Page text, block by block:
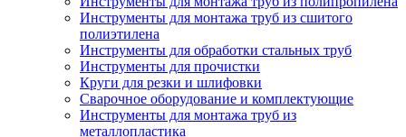
Инструменты для монтажа труб из сшитого
полиэтилена
Инструменты для обработки стальных труб
Инструменты для прочистки
Круги для резки и шлифовки
Сварочное оборудование и комплектующие
Инструменты для монтажа труб из
металлопластика